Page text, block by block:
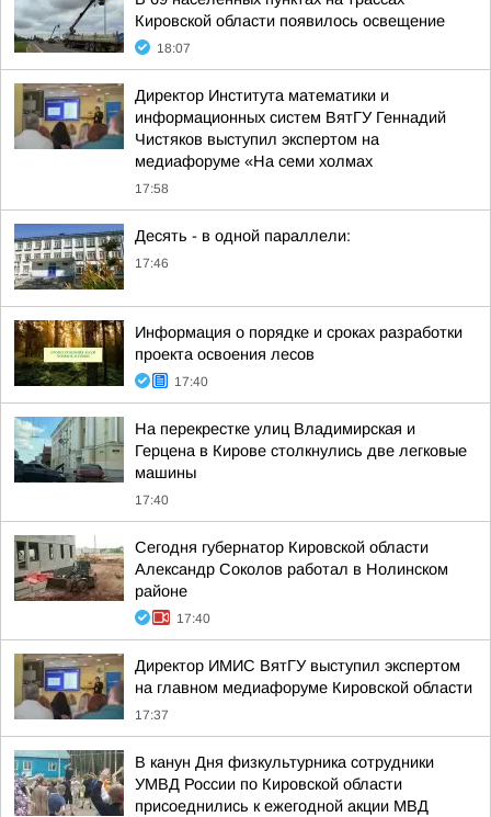
Кировской области появилось освещение
18:07
Директор Института математики и
информационных систем ВятГУ Геннадий
Чистяков выступил экспертом на
медиафоруме «На семи холмах
17:58
Десять - в одной параллели:
17:46
Информация о порядке и сроках разработки
проекта освоения лесов
17:40
На перекрестке улиц Владимирская и
Герцена в Кирове столкнулись две легковые
машины
17:40
Сегодня губернатор Кировской области
Александр Соколов работал в Нолинском
районе
17:40
Директор ИМИС ВятГУ выступил экспертом
на главном медиафоруме Кировской области
17:37
В канун Дня физкультурника сотрудники
УМВД России по Кировской области
присоеднились к ежегодной акции МВД